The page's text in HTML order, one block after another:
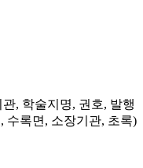
, 학술지명, 권호, 발행
수록면, 소장기관, 초록)